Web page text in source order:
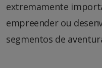
extremamente
empreender ou
segmentos de